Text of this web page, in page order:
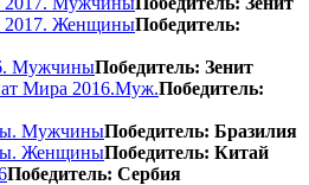
2017. ЖенщиныПобедитель:
МужчиныПобедитель: Зенит
Мира 2016.Муж.Победитель:
МужчиныПобедитель: Бразилия
ЖенщиныПобедитель: Китай
Победитель: Сербия